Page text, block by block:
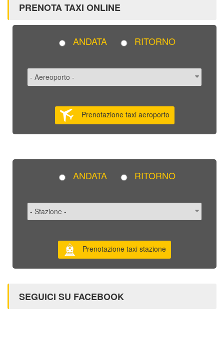
PRENOTA TAXI ONLINE
ANDATA RITORNO
Prenotazione taxi aeroporto
ANDATA RITORNO
Prenotazione taxi stazione
SEGUICI SU FACEBOOK